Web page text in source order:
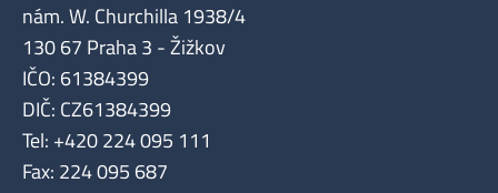
nám. W. Churchilla 1938/4
130 67 Praha 3 - Žižkov
IČO: 61384399
DIČ: CZ61384399
Tel: +420 224 095 111
Fax: 224 095 687